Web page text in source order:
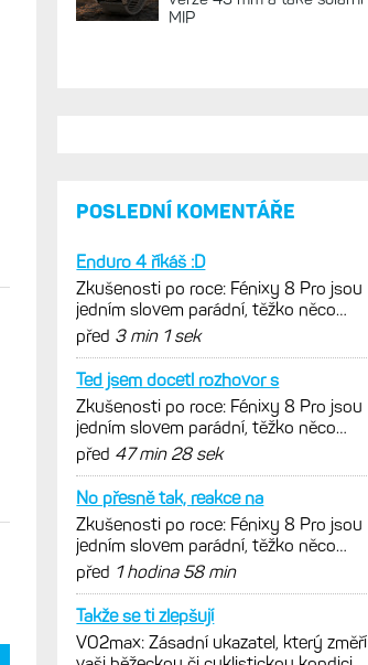
MIP
POSLEDNÍ KOMENTÁŘE
Enduro 4 říkáš :D
Zkušenosti po roce: Fénixy 8 Pro jsou
jedním slovem parádní, těžko něco
vytknout. Ale ta nositelnost
před 3 min 1 sek
Ted jsem docetl rozhovor s
Zkušenosti po roce: Fénixy 8 Pro jsou
jedním slovem parádní, těžko něco
vytknout. Ale ta nositelnost
před 47 min 28 sek
No přesně tak, reakce na
Zkušenosti po roce: Fénixy 8 Pro jsou
jedním slovem parádní, těžko něco
vytknout. Ale ta nositelnost
před 1 hodina 58 min
Takže se ti zlepšují
VO2max: Zásadní ukazatel, který změří